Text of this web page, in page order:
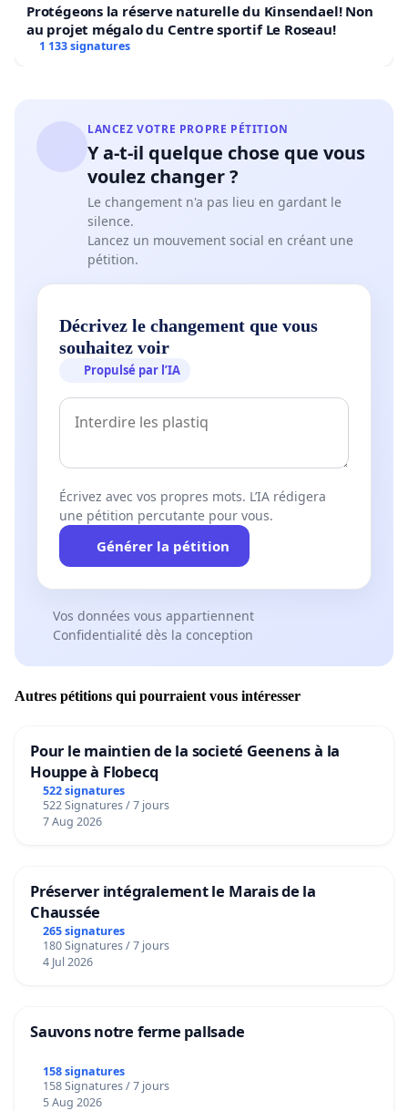
Protégeons la réserve naturelle du Kinsendael! Non
au projet mégalo du Centre sportif Le Roseau!
1 133 signatures
LANCEZ VOTRE PROPRE PÉTITION
Y a-t-il quelque chose que vous
voulez changer ?
Le changement n'a pas lieu en gardant le
silence.
Lancez un mouvement social en créant une
pétition.
Décrivez le changement que vous
souhaitez voir
Propulsé par l’IA
Écrivez avec vos propres mots. L’IA rédigera
une pétition percutante pour vous.
Générer la pétition
Vos données vous appartiennent
Confidentialité dès la conception
Autres pétitions qui pourraient vous intéresser
Pour le maintien de la societé Geenens à la
Houppe à Flobecq
522 signatures
522 Signatures / 7 jours
7 Aug 2026
Préserver intégralement le Marais de la
Chaussée
265 signatures
180 Signatures / 7 jours
4 Jul 2026
Sauvons notre ferme pallsade
158 signatures
158 Signatures / 7 jours
5 Aug 2026